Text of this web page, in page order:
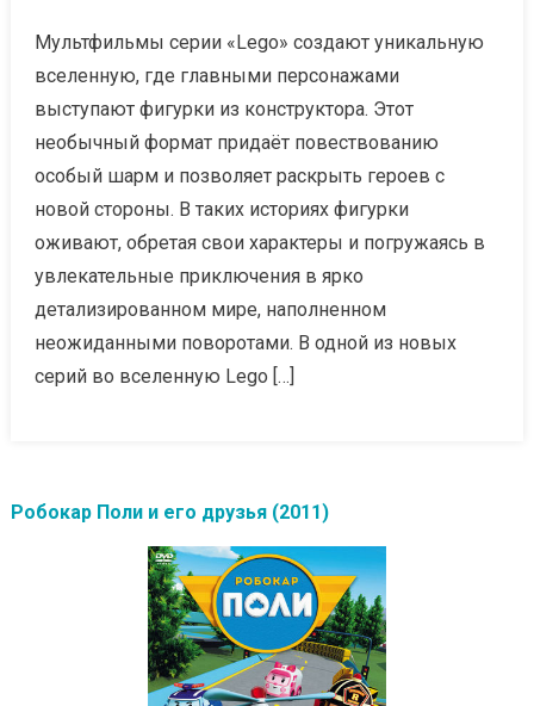
Мультфильмы серии «Lego» создают уникальную
вселенную, где главными персонажами
выступают фигурки из конструктора. Этот
необычный формат придаёт повествованию
особый шарм и позволяет раскрыть героев с
новой стороны. В таких историях фигурки
оживают, обретая свои характеры и погружаясь в
увлекательные приключения в ярко
детализированном мире, наполненном
неожиданными поворотами. В одной из новых
серий во вселенную Lego […]
Робокар Поли и его друзья (2011)